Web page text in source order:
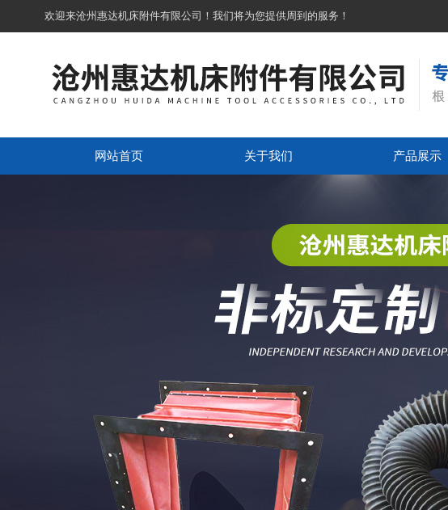
欢迎来沧州惠达机床附件有限公司！我们将为您提供周到的服务！
网站首页 关于我们 产品展示